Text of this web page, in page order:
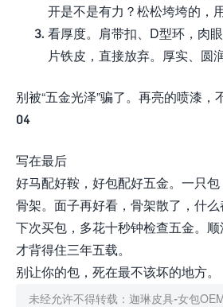
开是不是有力？松松垮垮的，
看厚度。肩带扣、D型环，肉
片铁皮，直接放弃。厚实、圆
别被“五金光泽”骗了。再亮的喷漆，
04
写在最后
好马配好鞍，好包配好五金。一只
骨架。面子再好看，骨架散了，什么
下次买包，多花十秒钟检查五金。顺
才背得住三年五载。
别让你的包，死在最不该坏的地方。
未经允许不得转载： 迦琳皮具-女包